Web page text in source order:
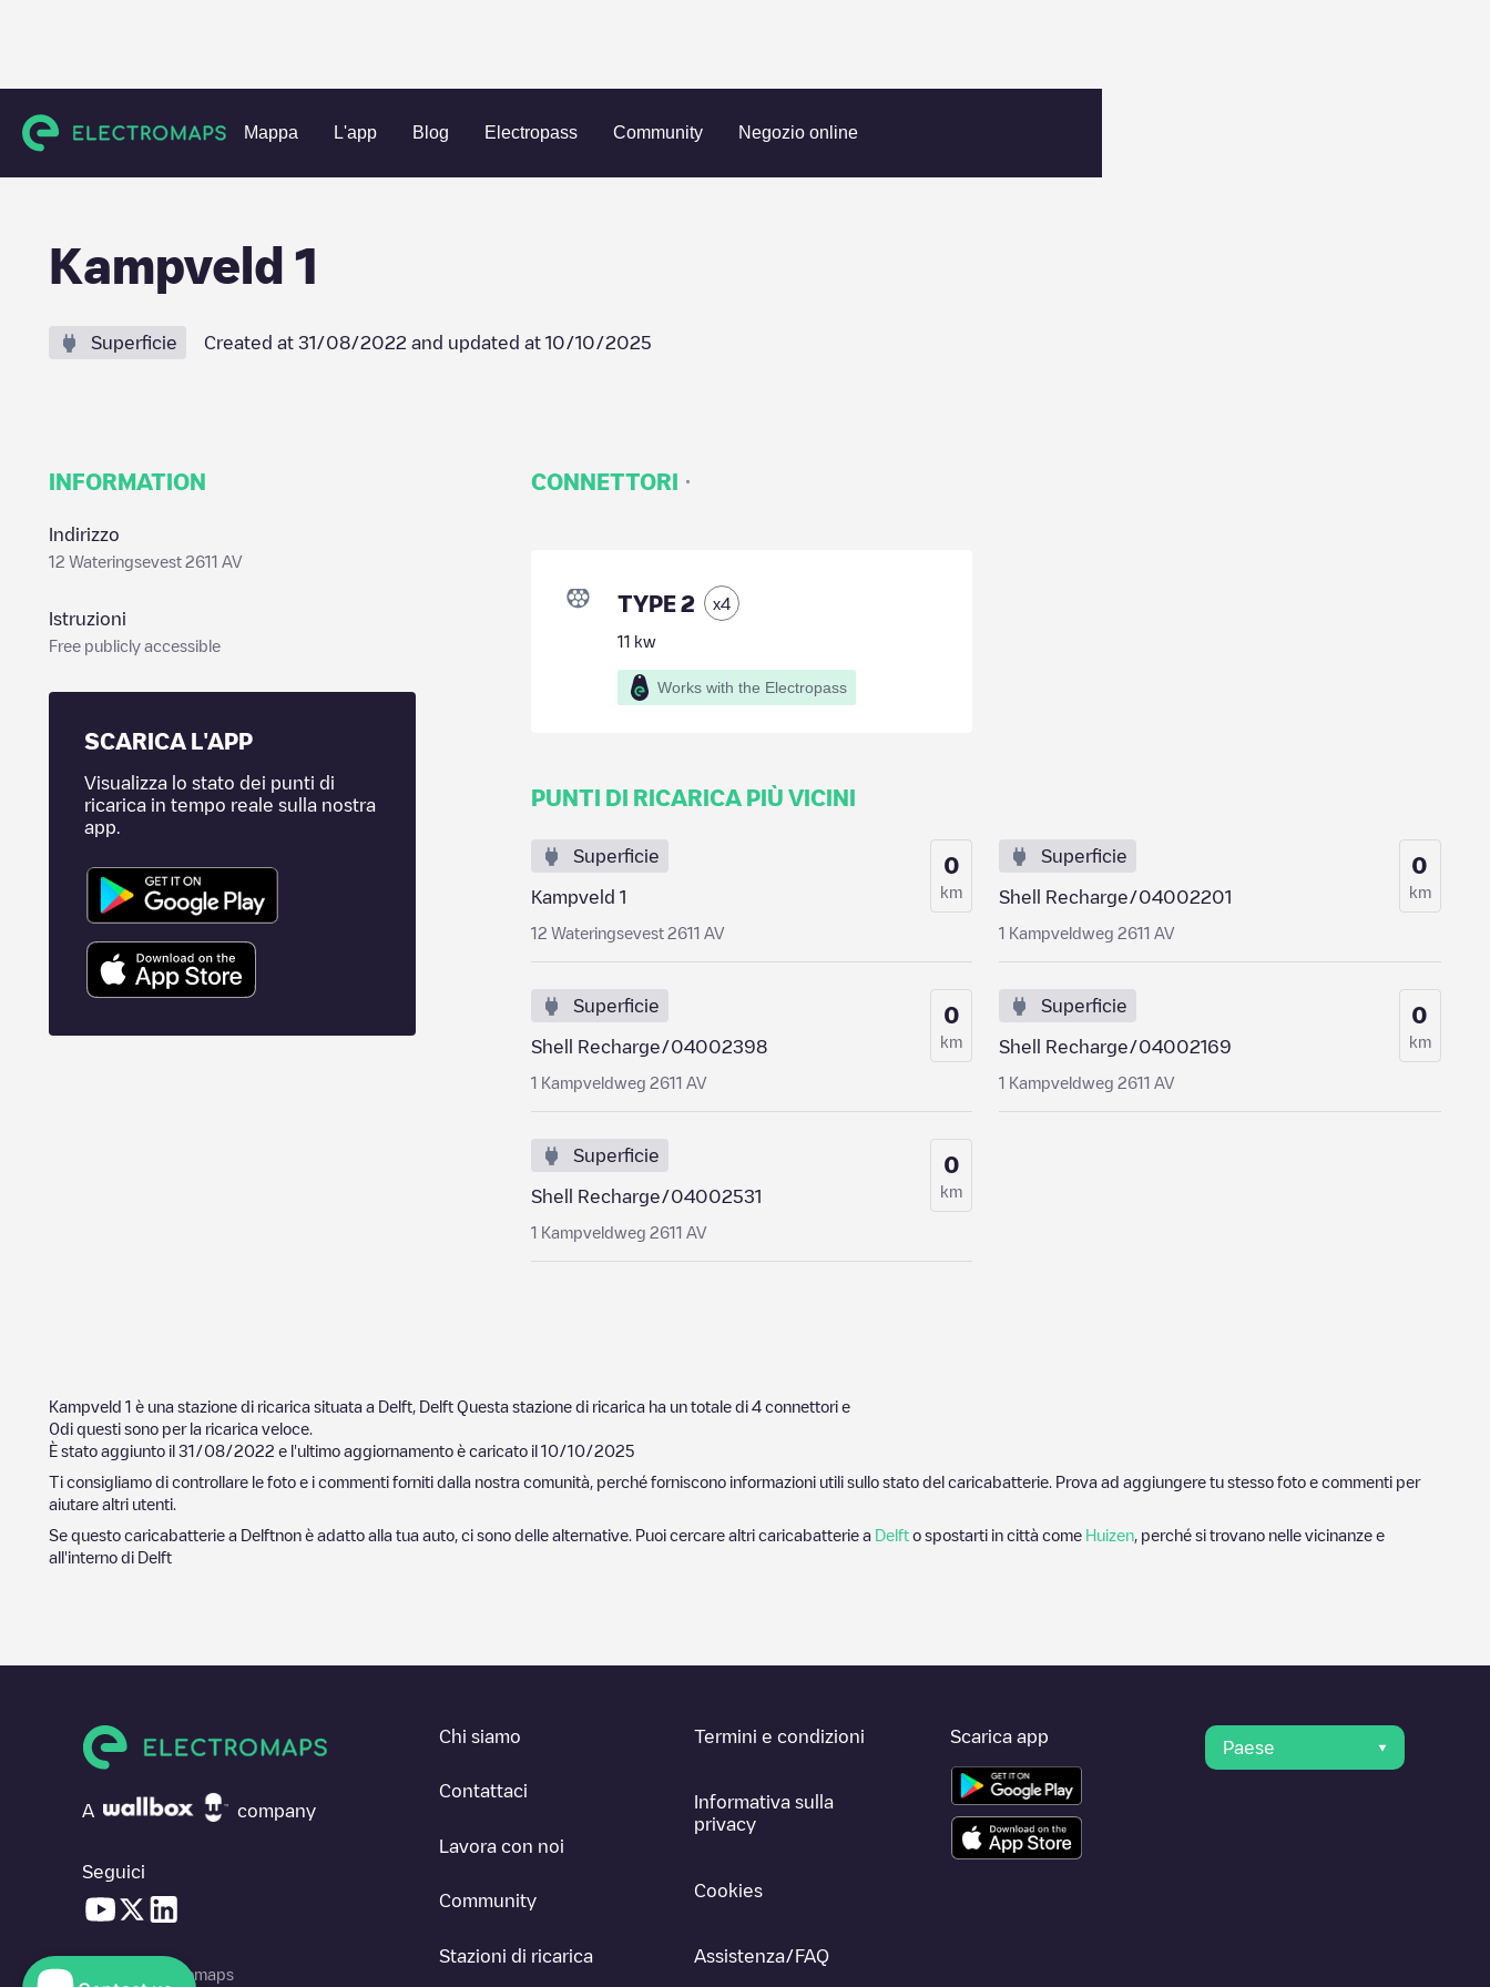
Mappa L'app Blog Electropass Community Negozio online
Charging stations Paesi Bassi Delft Kampveld 1
Kampveld 1
Superficie Created at 31/08/2022 and updated at 10/10/2025
INFORMATION
Indirizzo
12 Wateringsevest 2611 AV
Istruzioni
Free publicly accessible
SCARICA L'APP
Visualizza lo stato dei punti di
ricarica in tempo reale sulla nostra
app.
CONNETTORI ·
TYPE 2 x4
11 kw
Works with the Electropass
PUNTI DI RICARICA PIÙ VICINI
Superficie
Kampveld 1
12 Wateringsevest 2611 AV
0
km
Superficie
Shell Recharge/04002201
1 Kampveldweg 2611 AV
0
km
Superficie
Shell Recharge/04002398
1 Kampveldweg 2611 AV
0
km
Superficie
Shell Recharge/04002169
1 Kampveldweg 2611 AV
0
km
Superficie
Shell Recharge/04002531
1 Kampveldweg 2611 AV
0
km
Kampveld 1 è una stazione di ricarica situata a Delft Delft Questa stazione di ricarica ha un totale di 4 connettori e
0di questi sono per la ricarica veloce.
È stato aggiunto il 31/08/2022 e l'ultimo aggiornamento è caricato il 10/10/2025
Ti consigliamo di controllare le foto e i commenti forniti dalla nostra comunità, perché forniscono informazioni utili sullo stato del caricabatterie. Prova ad aggiungere tu stesso foto e commenti per
aiutare altri utenti.
Se questo caricabatterie a Delftnon è adatto alla tua auto, ci sono delle alternative. Puoi cercare altri caricabatterie a Delft o spostarti in città come Huizen , perché si trovano nelle vicinanze e
all'interno di Delft
A company
Seguici
© 2026 Electromaps
Chi siamo
Contattaci
Lavora con noi
Community
Stazioni di ricarica
Termini e condizioni
Informativa sulla
privacy
Cookies
Assistenza/FAQ
Scarica app
Paese